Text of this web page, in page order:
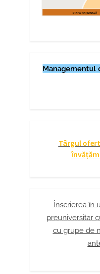
Managementul
Târgul
Înscrierea în
preuniversitar
cu grupe de